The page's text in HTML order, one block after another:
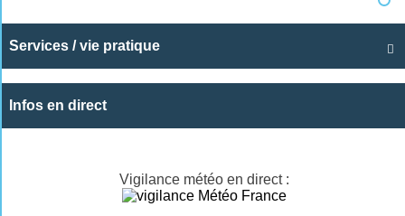

Services / vie pratique
Infos en direct
Vigilance météo en direct :